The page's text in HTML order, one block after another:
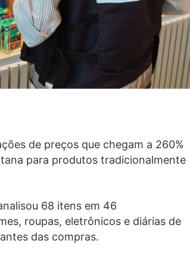
de preços que chegam a 260%
para produtos tradicionalmente
68 itens em 46
roupas, eletrônicos e diárias de
das compras.